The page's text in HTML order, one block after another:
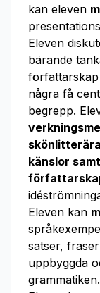
kan eleven
Eleven
bärande
några få
begrepp.
känslor
Eleven kan
satser,
uppbyggda
grammatiken.